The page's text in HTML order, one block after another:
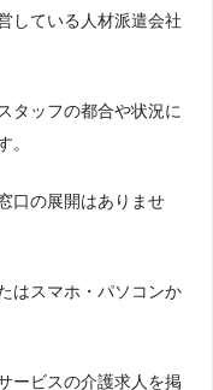
している人材派遣会社
タッフの都合や状況に
。
口の展開はありませ
はスマホ・パソコンか
ービスの介護求人を掲